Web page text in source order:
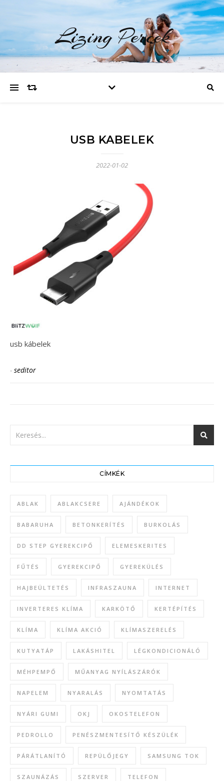
Lizing Percek
USB KABELEK
2022-01-02
usb kábelek
- seditor
CÍMKÉK
ABLAK ABLAKCSERE AJÁNDÉKOK
BABARUHA BETONKERÍTÉS BURKOLÁS
DD STEP GYEREKCIPŐ ELEMESKERITES
FŰTÉS GYEREKCIPŐ GYEREKÜLÉS
HAJBEÜLTETÉS INFRASZAUNA INTERNET
INVERTERES KLÍMA KARKÖTŐ KERTÉPÍTÉS
KLÍMA KLÍMA AKCIÓ KLÍMASZERELÉS
KUTYATÁP LAKÁSHITEL LÉGKONDICIONÁLÓ
MÉHPEMPŐ MŰANYAG NYÍLÁSZÁRÓK
NAPELEM NYARALÁS NYOMTATÁS
NYÁRI GUMI OKJ OKOSTELEFON
PEDROLLO PENÉSZMENTESÍTŐ KÉSZÜLÉK
PÁRÁTLANÍTÓ REPÜLŐJEGY SAMSUNG TOK
SZAUNÁZÁS SZERVER TELEFON